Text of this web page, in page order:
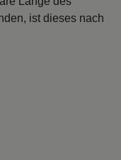
ist dieses nach